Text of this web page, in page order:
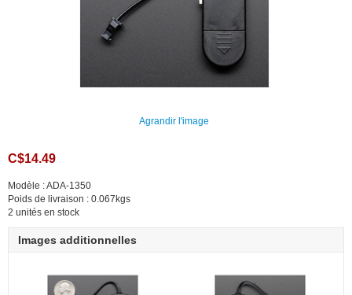
Agrandir l'image
C$14.49
Modèle : ADA-1350
Poids de livraison : 0.067kgs
2 unités en stock
Images additionnelles